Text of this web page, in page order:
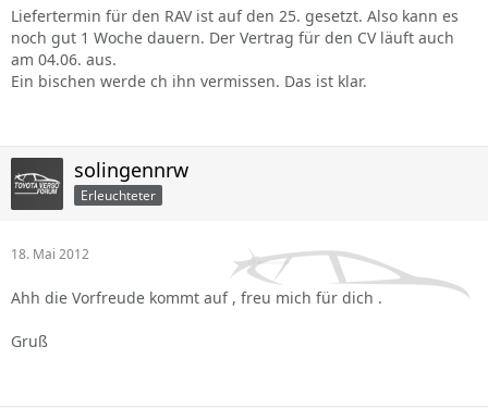
Liefertermin für den RAV ist auf den 25. gesetzt. Also kann es
noch gut 1 Woche dauern. Der Vertrag für den CV läuft auch
am 04.06. aus.
Ein bischen werde ch ihn vermissen. Das ist klar.
solingennrw
Erleuchteter
18. Mai 2012
Ahh die Vorfreude kommt auf , freu mich für dich .
Gruß